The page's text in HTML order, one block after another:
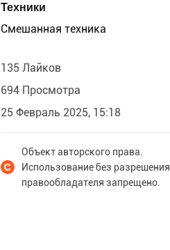
Техники
Смешанная техника
135 Лайков
694 Просмотра
25 Февраль 2025, 15:18
Объект авторского права.
Использование без разрешения
правообладателя запрещено.